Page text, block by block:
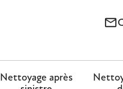
mail_outline
Nettoyage après